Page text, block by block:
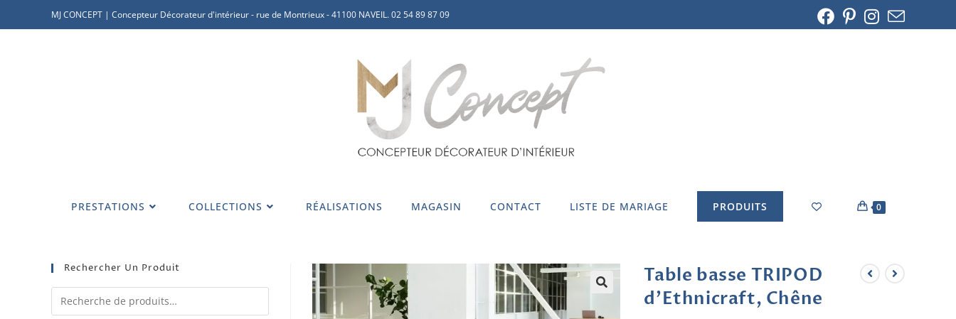
MJ CONCEPT | Concepteur Décorateur d'intérieur - rue de Montrieux - 41100 NAVEIL. 02 54 89 87 09
PRESTATIONS COLLECTIONS RÉALISATIONS MAGASIN CONTACT LISTE DE MARIAGE PRODUITS 0
Table basse TRIPOD
d’Ethnicraft, Chêne
Rechercher Un Produit